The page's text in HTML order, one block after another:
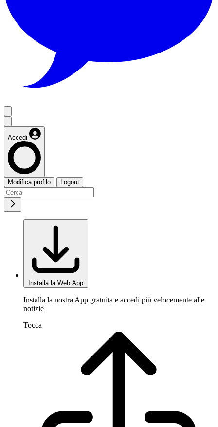
Accedi
Modifica profilo Logout
Installa la Web App
Installa la nostra App gratuita e accedi più velocemente alle
notizie
Tocca